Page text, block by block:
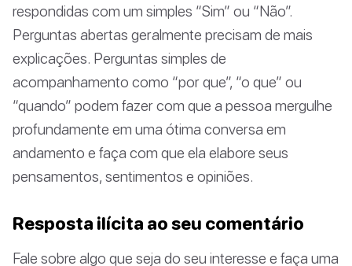
respondidas com um simples “Sim” ou “Não”.
Perguntas abertas geralmente precisam de mais
explicações. Perguntas simples de
acompanhamento como “por que”, “o que” ou
“quando” podem fazer com que a pessoa mergulhe
profundamente em uma ótima conversa em
andamento e faça com que ela elabore seus
pensamentos, sentimentos e opiniões.
Resposta ilícita ao seu comentário
Fale sobre algo que seja do seu interesse e faça uma